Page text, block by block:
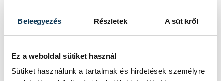
Beleegyezés Részletek A sütikről
Ez a weboldal sütiket használ
Sütiket használunk a tartalmak és hirdetések személyre
László elmondta, hogy a hétköznapokon
rendezvényeken szülők, hozzátartozók is
nagy létszámban vannak jelen, így